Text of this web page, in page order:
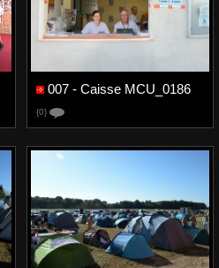
007 - Caisse MCU_0186
{0}